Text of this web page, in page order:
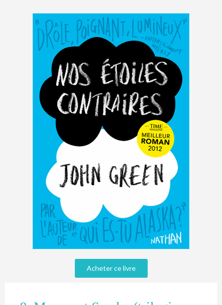
Acheter ce livre